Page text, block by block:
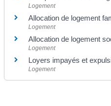
Logement
Allocation de logement
Logement
Allocation de logement
Logement
Loyers impayés et
Logement